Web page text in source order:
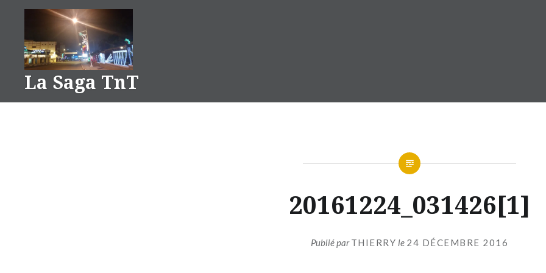
contenu
La Saga TnT
20161224_031426[1]
Publié parTHIERRY le 24 DÉCEMBRE 2016